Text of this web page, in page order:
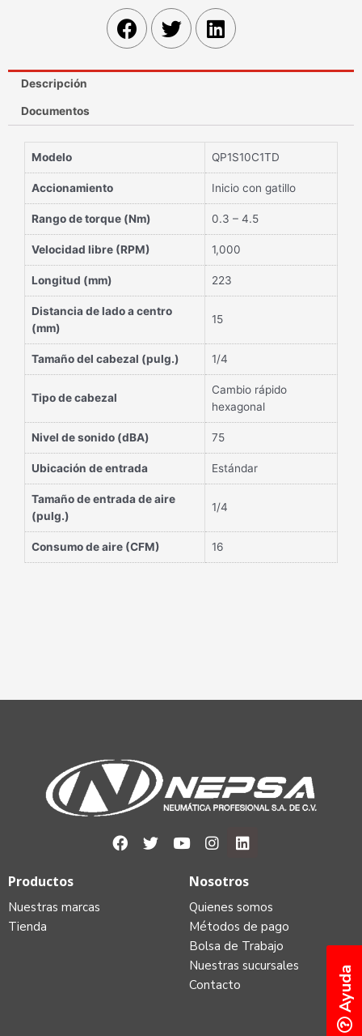
Ayuda
Descripción
Documentos
Modelo QP1S10C1TD
Accionamiento Inicio con gatillo
Rango de torque (Nm) 0.3 – 4.5
Velocidad libre (RPM) 1,000
Longitud (mm) 223
Distancia de lado a centro
(mm)
15
Tamaño del cabezal (pulg.) 1/4
Tipo de cabezal
Cambio rápido
hexagonal
Nivel de sonido (dBA) 75
Ubicación de entrada Estándar
Tamaño de entrada de aire
(pulg.)
1/4
Consumo de aire (CFM) 16
Nosotros
Quienes somos
Métodos de pago
Bolsa de Trabajo
Nuestras sucursales
Contacto
Productos
Nuestras marcas
Tienda